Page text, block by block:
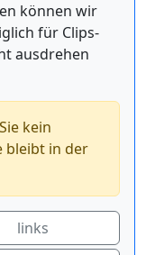
können wir
für Clips-
ausdrehen
kein
bleibt in der
links